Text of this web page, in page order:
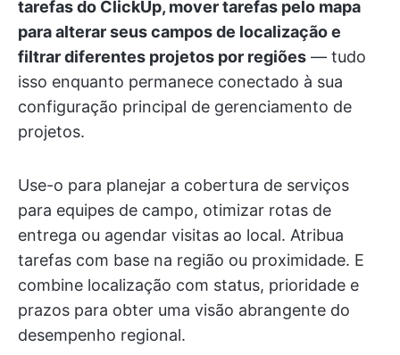
tarefas do ClickUp, mover tarefas pelo mapa
para alterar seus campos de localização e
filtrar diferentes projetos por regiões — tudo
isso enquanto permanece conectado à sua
configuração principal de gerenciamento de
projetos.
Use-o para planejar a cobertura de serviços
para equipes de campo, otimizar rotas de
entrega ou agendar visitas ao local. Atribua
tarefas com base na região ou proximidade. E
combine localização com status, prioridade e
prazos para obter uma visão abrangente do
desempenho regional.